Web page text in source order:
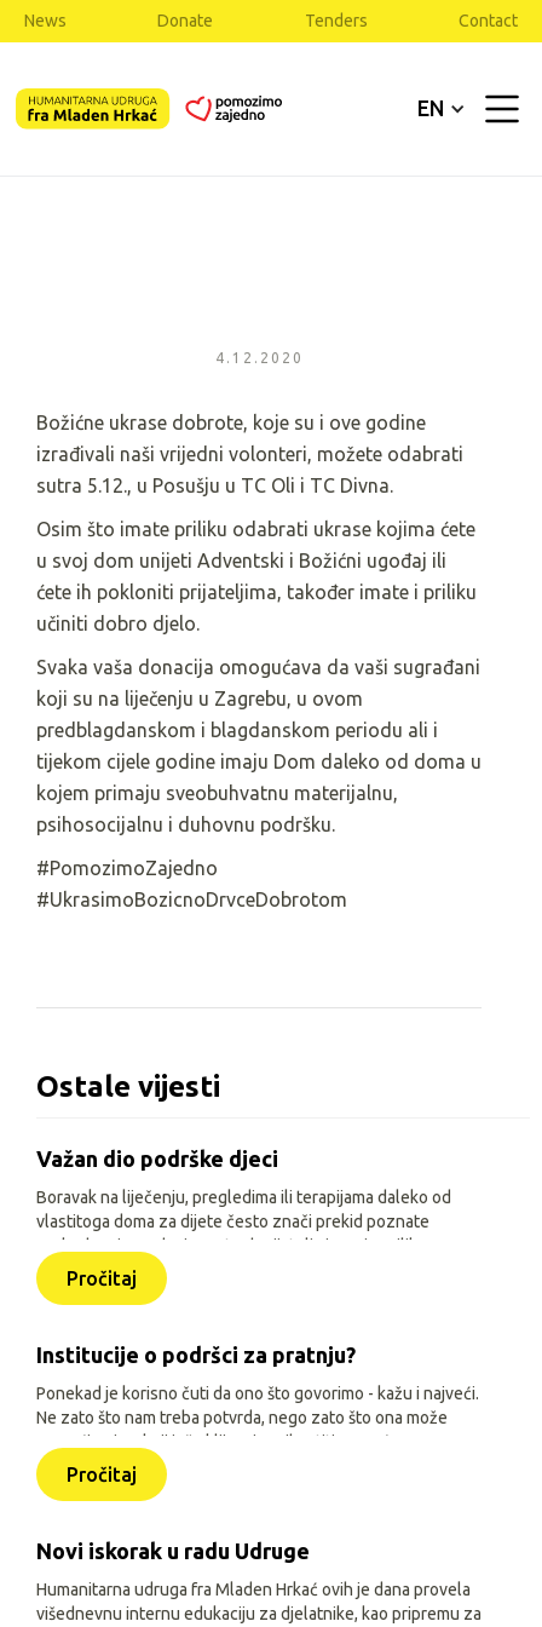
News Donate Tenders Contact
EN
4.12.2020
Božićne ukrase dobrote, koje su i ove godine
izrađivali naši vrijedni volonteri, možete odabrati
sutra 5.12., u Posušju u TC Oli i TC Divna.
Osim što imate priliku odabrati ukrase kojima ćete
u svoj dom unijeti Adventski i Božićni ugođaj ili
ćete ih pokloniti prijateljima, također imate i priliku
učiniti dobro djelo.
Svaka vaša donacija omogućava da vaši sugrađani
koji su na liječenju u Zagrebu, u ovom
predblagdanskom i blagdanskom periodu ali i
tijekom cijele godine imaju Dom daleko od doma u
kojem primaju sveobuhvatnu materijalnu,
psihosocijalnu i duhovnu podršku.
#PomozimoZajedno
#UkrasimoBozicnoDrvceDobrotom
Ostale vijesti
Važan dio podrške djeci
Boravak na liječenju, pregledima ili terapijama daleko od
vlastitoga doma za dijete često znači prekid poznate
svakodnevice, odvojenost od prijatelja i manje prilika za
igru, učenje i druženje. Zato je, uz siguran smještaj i
osnovne životne uvjete, važno djeci omogućiti sadržaje
Pročitaj
Institucije o podršci za pratnju?
Ponekad je korisno čuti da ono što govorimo - kažu i najveći.
Ne zato što nam treba potvrda, nego zato što ona može
pomoći onima koji još oklijevaju prihvatiti pomoć.
Pročitaj
Novi iskorak u radu Udruge
Humanitarna udruga fra Mladen Hrkać ovih je dana provela
višednevnu internu edukaciju za djelatnike, kao pripremu za